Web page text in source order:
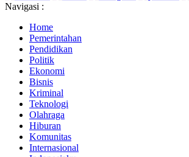
Navigasi :
Home
Pemerintahan
Pendidikan
Politik
Ekonomi
Bisnis
Kriminal
Teknologi
Olahraga
Hiburan
Komunitas
Internasional